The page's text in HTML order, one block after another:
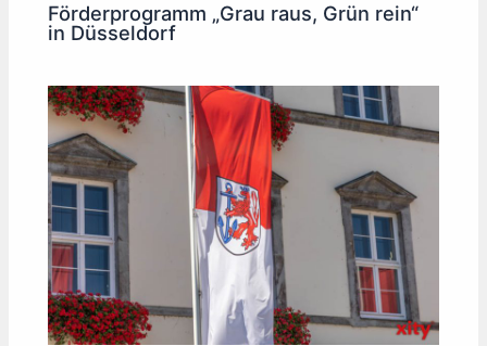
Förderprogramm „Grau raus, Grün rein“
in Düsseldorf